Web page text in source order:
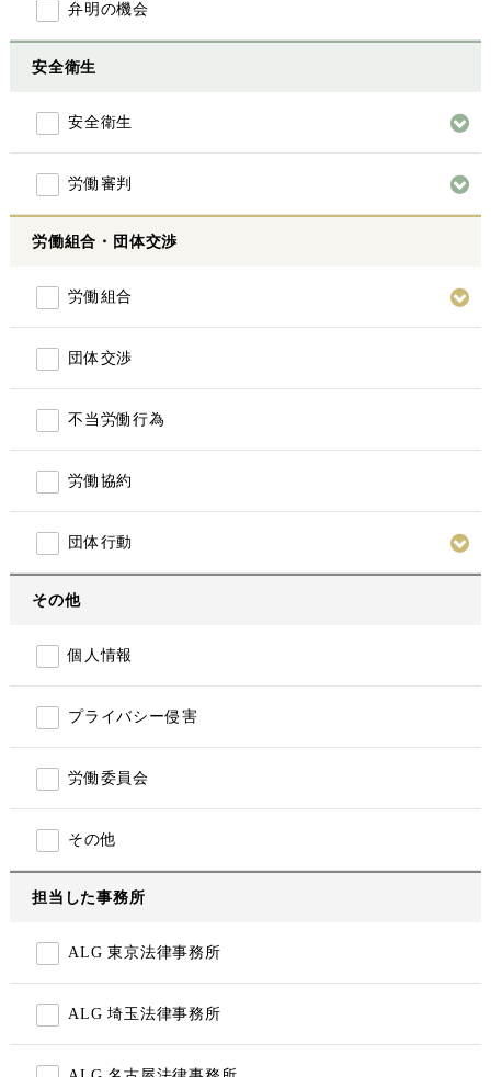
弁明の機会
安全衛生
安全衛生
労働審判
労働組合・団体交渉
労働組合
団体交渉
不当労働行為
労働協約
団体行動
その他
個人情報
プライバシー侵害
労働委員会
その他
担当した事務所
ALG 東京法律事務所
ALG 埼玉法律事務所